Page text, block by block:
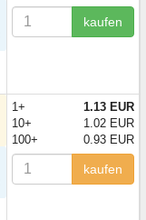
kaufen
1+
1.13 EUR
10+
1.02 EUR
100+
0.93 EUR
kaufen